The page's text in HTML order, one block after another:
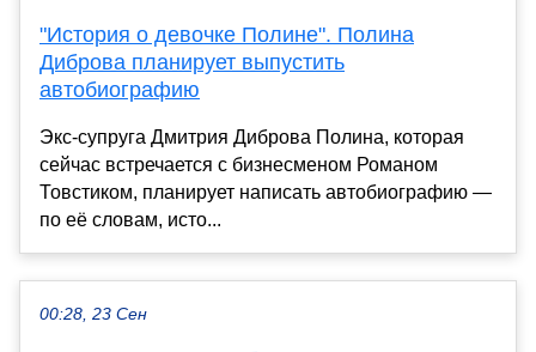
"История о девочке Полине". Полина
Диброва планирует выпустить
автобиографию
Экс-супруга Дмитрия Диброва Полина, которая
сейчас встречается с бизнесменом Романом
Товстиком, планирует написать автобиографию —
по её словам, исто...
00:28, 23 Сен